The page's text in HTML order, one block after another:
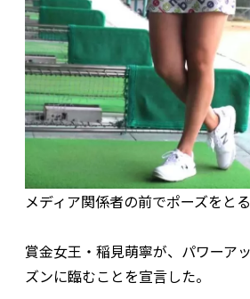
メディア関係者の前でポーズをと
賞金女王・稲見萌寧が、パワーア
ズンに臨むことを宣言した。